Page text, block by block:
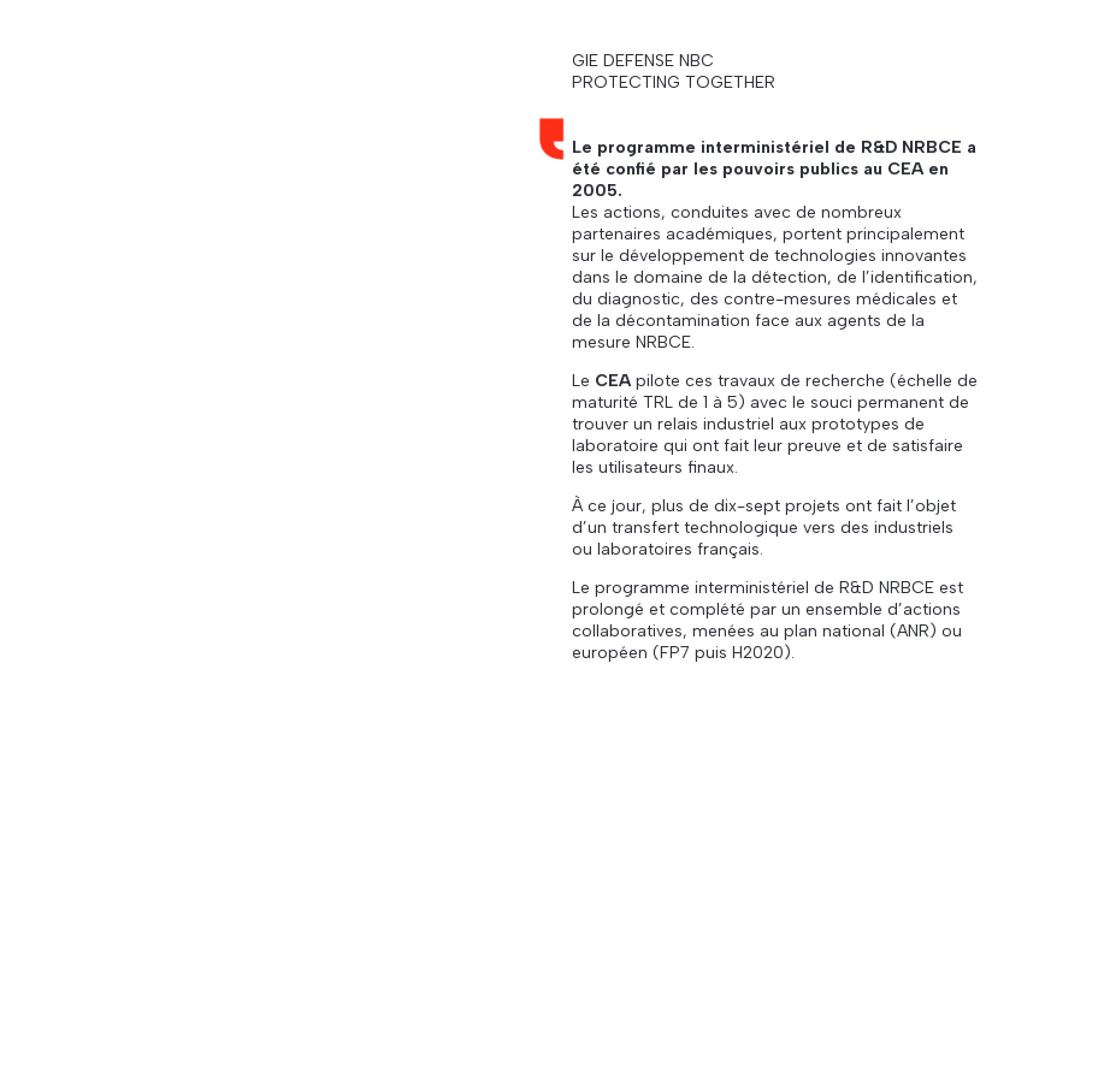
GIE DEFENSE NBC
PROTECTING TOGETHER
Le programme interministériel de R&D NRBCE a
été confié par les pouvoirs publics au CEA en
2005.
Les actions, conduites avec de nombreux
partenaires académiques, portent principalement
sur le développement de technologies innovantes
dans le domaine de la détection, de l’identification,
du diagnostic, des contre-mesures médicales et
de la décontamination face aux agents de la
mesure NRBCE.
Le CEApilote ces travaux de recherche (échelle de
maturité TRL de 1 à 5) avec le souci permanent de
trouver un relais industriel aux prototypes de
laboratoire qui ont fait leur preuve et de satisfaire
les utilisateurs finaux.
À ce jour, plus de dix-sept projets ont fait l’objet
d’un transfert technologique vers des industriels
ou laboratoires français.
Le programme interministériel de R&D NRBCE est
prolongé et complété par un ensemble d’actions
collaboratives, menées au plan national (ANR) ou
européen (FP7 puis H2020).